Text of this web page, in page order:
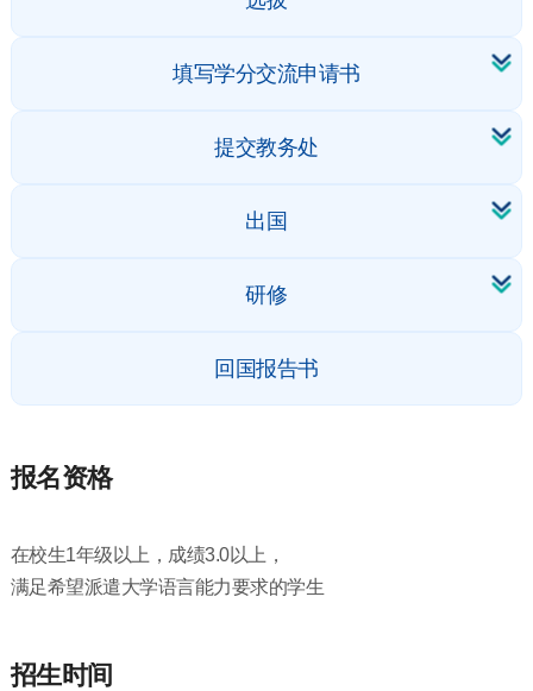
填写学分交流申请书
提交教务处
出国
研修
回国报告书
报名资格
在校生1年级以上，成绩3.0以上，
满足希望派遣大学语言能力要求的学生
招生时间